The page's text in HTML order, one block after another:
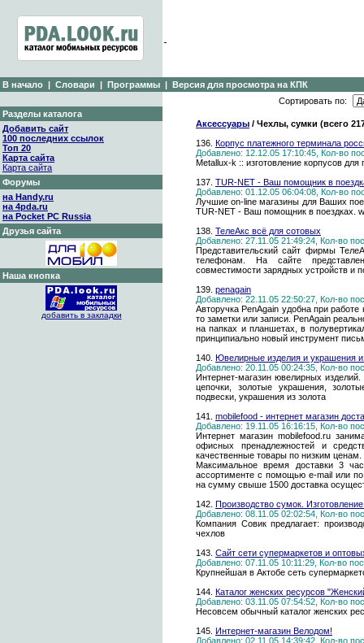
В начало | Словари | Программы | Версия для просмотра на КПК
Разделы каталога
Добавить сайт
100 последних ссылок
Топ 20
Карта сайта
Карта сайта
Форумы
на Handy.ru
на 4pda.ru
на Pocket PC Russia
Друзья сайта
Наша кнопка
добавить в закладки
Сортировать по:
Аксессуары / Чехлы, сумки (всего
136. Корпус платежного терминала
Добавлено: 12.12.05 17:10:45, Кол-во
Metallux-k :: изготовление корпусов
137. TUR-NET - Ваш помощник в
Добавлено: 01.12.05 06:04:08, Кол-во
Лучшие on-line магазины для Ваших
TUR-NET - Ваш помощник в поездках.
138. ТелеАкс всё для сотовых
Добавлено: 27.11.05 21:49:24, Кол-во
Представительский сайт фирмы
телефонам. На сайте
совместимости зарядных устройств и
139. penagain
Добавлено: 22.11.05 22:50:27, Кол-во
Авторучка PenAgain удобна при
то заметки или записи. PenAgain
на папках и планшетах, в
принципиально новый инструмент
140. Ювелирные изделия и украшения
Добавлено: 20.11.05 00:24:35, Кол-во
Интернет-магазин ювелирных
цепочки, золотые украшения,
подвески, украшения из золота
141. mobilefood - интернет магазин
Добавлено: 19.11.05 16:16:15, Кол-во
Интернет магазин mobilefood.ru
офисных пренадлежностей и
качественные товары по низким
Максимальное время доставки 3
ассортименте с помощью e-mail или
на сумму свыше 1500 доставка
142. Производство сумок.
Добавлено: 08.11.05 02:02:54, Кол-во
Компания Совик предлагает:
чехлов
143. Сайт сети супермаркетов и
Добавлено: 07.11.05 10:11:29, Кол-во
Крупнейшая в Актобе сеть
144. Каталог женских ресурсов
Добавлено: 03.11.05 07:54:52, Кол-во
Несовсем обычный каталог женских
145. Интернет-магазин Велодом!
Добавлено: 02.11.05 14:39:42, Кол-во